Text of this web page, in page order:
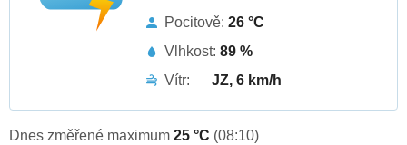
Pocitově: 26 °C
Vlhkost: 89 %
Vítr:
JZ, 6 km/h
Dnes změřené maximum 25 °C (08:10)